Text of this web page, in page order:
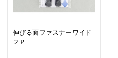
伸びる面ファスナーワイド
２Ｐ